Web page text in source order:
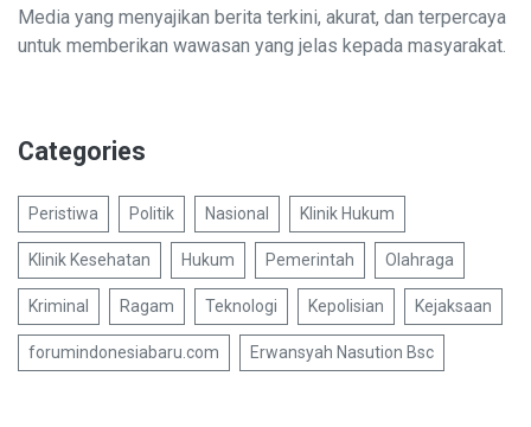
Media yang menyajikan berita terkini, akurat, dan terpercaya
untuk memberikan wawasan yang jelas kepada masyarakat.
Categories
Peristiwa Politik Nasional Klinik Hukum
Klinik Kesehatan Hukum Pemerintah Olahraga
Kriminal Ragam Teknologi Kepolisian Kejaksaan
forumindonesiabaru.com Erwansyah Nasution Bsc